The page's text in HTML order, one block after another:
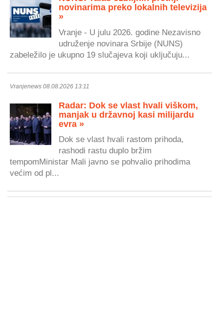
novinarima preko lokalnih televizija
»
Vranje - U julu 2026. godine Nezavisno
udruženje novinara Srbije (NUNS)
zabeležilo je ukupno 19 slučajeva koji uključuju...
Vranjenews 08.08.2026 13:11
Radar: Dok se vlast hvali viškom,
manjak u državnoj kasi milijardu
evra »
Dok se vlast hvali rastom prihoda,
rashodi rastu duplo bržim
tempomMinistar Mali javno se pohvalio prihodima
većim od pl...